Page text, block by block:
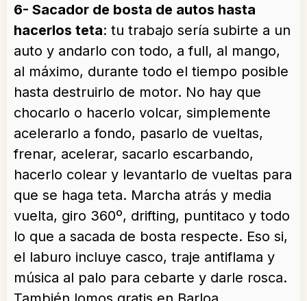
6- Sacador de bosta de autos hasta
hacerlos teta: tu trabajo sería subirte a un
auto y andarlo con todo, a full, al mango,
al máximo, durante todo el tiempo posible
hasta destruirlo de motor. No hay que
chocarlo o hacerlo volcar, simplemente
acelerarlo a fondo, pasarlo de vueltas,
frenar, acelerar, sacarlo escarbando,
hacerlo colear y levantarlo de vueltas para
que se haga teta. Marcha atrás y media
vuelta, giro 360º, drifting, puntitaco y todo
lo que a sacada de bosta respecte. Eso si,
el laburo incluye casco, traje antiflama y
música al palo para cebarte y darle rosca.